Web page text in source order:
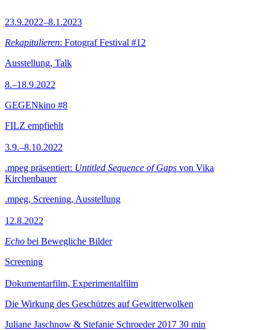
23.9.2022–8.1.2023
Rekapitulieren: Fotograf Festival #12
Ausstellung, Talk
8.–18.9.2022
GEGENkino #8
FILZ empfiehlt
3.9.–8.10.2022
.mpeg präsentiert: Untitled Sequence of Gaps von Vika
Kirchenbauer
.mpeg, Screening, Ausstellung
12.8.2022
Echo bei Bewegliche Bilder
Screening
Dokumentarfilm, Experimentalfilm
Die Wirkung des Geschützes auf Gewitterwolken
Juliane Jaschnow & Stefanie Schroeder 2017 30 min